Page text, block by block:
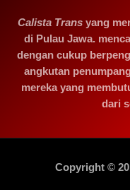
Calista Trans yang
di Pulau Jawa.
dengan cukup
angkutan
mereka yang
dari
Copyright ©